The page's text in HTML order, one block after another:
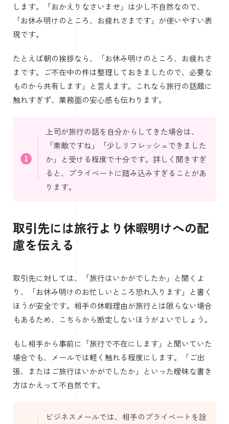
します。「おかえりなさいませ」は少し不自然なので、
「お休み明けのところ、お疲れさまです」が使いやすい表
現です。
たとえば朝の挨拶なら、「お休み明けのところ、お疲れさ
まです。ご不在中の件は整理しておきましたので、必要な
ものから共有します」と言えます。これなら旅行の話題に
触れすぎず、業務面の安心感も伝わります。
上司が旅行の話を自分からしてきた場合は、
「素敵ですね」「少しリフレッシュできました
か」と受ける程度で十分です。詳しく聞きすぎ
ると、プライベートに踏み込みすぎることがあ
ります。
取引先には旅行より休暇明けへの配
慮を伝える
取引先に対しては、「旅行はいかがでしたか」と聞くよ
り、「お休み明けのお忙しいところ恐れ入ります」と書く
ほうが安全です。相手の休暇理由が旅行とは限らない場合
もあるため、こちらから断定しないほうがよいでしょう。
もし相手から事前に「旅行で不在にします」と聞いていた
場合でも、メールでは軽く触れる程度にします。「ご出
張、またはご旅行はいかがでしたか」といった曖昧な書き
方はかえって不自然です。
ビジネスメールでは、相手のプライベートを詮